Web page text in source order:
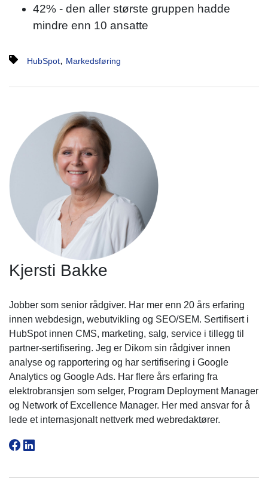
42% - den aller største gruppen hadde
mindre enn 10 ansatte
HubSpot, Markedsføring
Kjersti Bakke
Jobber som senior rådgiver. Har mer enn 20 års erfaring
innen webdesign, webutvikling og SEO/SEM. Sertifisert i
HubSpot innen CMS, marketing, salg, service i tillegg til
partner-sertifisering. Jeg er Dikom sin rådgiver innen
analyse og rapportering og har sertifisering i Google
Analytics og Google Ads. Har flere års erfaring fra
elektrobransjen som selger, Program Deployment Manager
og Network of Excellence Manager. Her med ansvar for å
lede et internasjonalt nettverk med webredaktører.